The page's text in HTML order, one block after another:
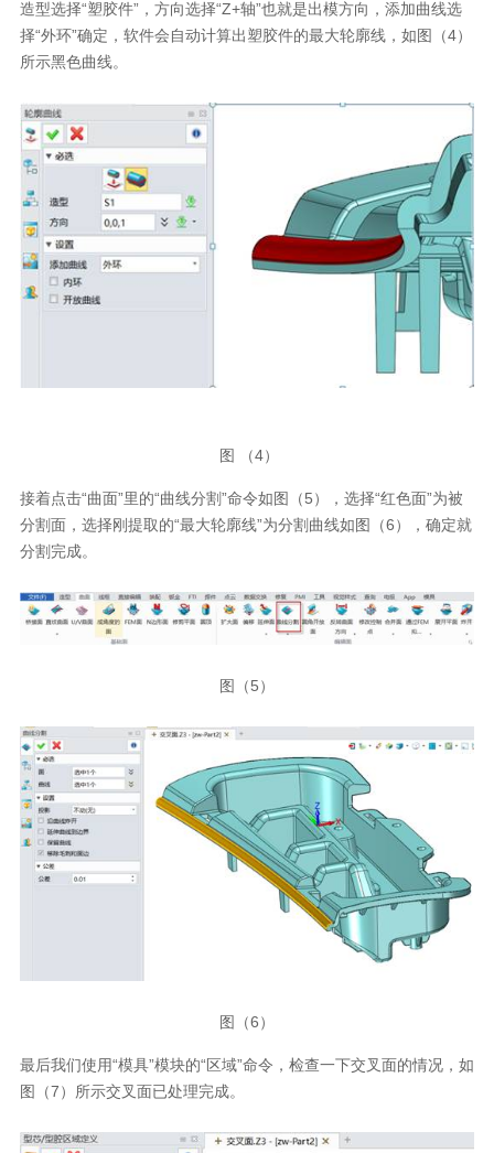
造型选择“塑胶件”，方向选择“Z+轴”也就是出模方向，添加曲线选
择“外环”确定，软件会自动计算出塑胶件的最大轮廓线，如图（4）
所示黑色曲线。
图 （4）
接着点击“曲面”里的“曲线分割”命令如图（5），选择“红色面”为被
分割面，选择刚提取的“最大轮廓线”为分割曲线如图（6），确定就
分割完成。
图（5）
图（6）
最后我们使用“模具”模块的“区域”命令，检查一下交叉面的情况，如
图（7）所示交叉面已处理完成。